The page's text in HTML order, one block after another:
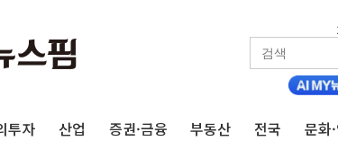
투자 산업 증권·금융 부동산 전국 문화
전남광주 화정역 인근 도로 4중 추돌…1명 심정지·5명 부상
청도 문수리 야산서 산불 진화 중...진화헬기 3대 투입
헥토이노베이션, 상반기 매출 첫 2000억원 돌파